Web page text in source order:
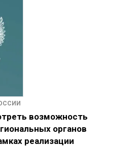
возможность
органов
реализации